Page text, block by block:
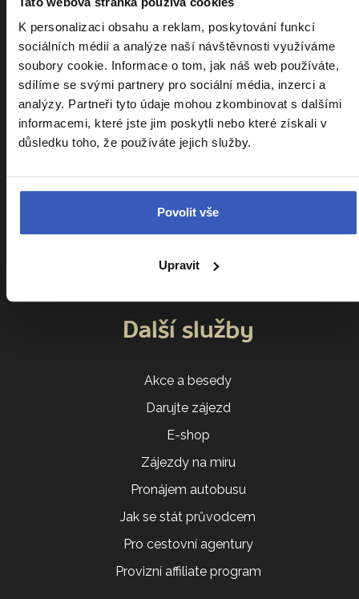
K personalizaci obsahu a reklam, poskytování funkcí
sociálních médií a analýze naší návštěvnosti využíváme
soubory cookie. Informace o tom, jak náš web používáte,
sdílíme se svými partnery pro sociální média, inzerci a
analýzy. Partneři tyto údaje mohou zkombinovat s dalšími
informacemi, které jste jim poskytli nebo které získali v
důsledku toho, že používáte jejich služby.
Povolit vše
Upravit
Cestovní pojištění Kooperativa
Cestovní pojištění Slavia
Kalendář zájezdů
Srovnání zájezdů
Náročnost zájezdů
Sdílení pokoje
Parkování na letišti
Další služby
Akce a besedy
Darujte zájezd
E-shop
Zájezdy na míru
Pronájem autobusu
Jak se stát průvodcem
Pro cestovní agentury
Provizní affiliate program